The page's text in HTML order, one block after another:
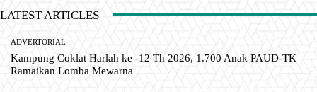
LATEST ARTICLES
ADVERTORIAL
Kampung Coklat Harlah ke -12 Th 2026, 1.700 Anak PAUD-TK
Ramaikan Lomba Mewarna